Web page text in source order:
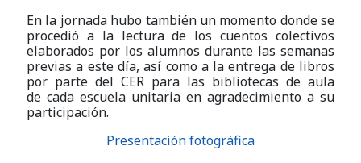
En la jornada hubo también un momento donde se
procedió a la lectura de los cuentos colectivos
elaborados por los alumnos durante las semanas
previas a este día, así como a la entrega de libros
por parte del CER para las bibliotecas de aula
de cada escuela unitaria en agradecimiento a su
participación.
Presentación fotográfica